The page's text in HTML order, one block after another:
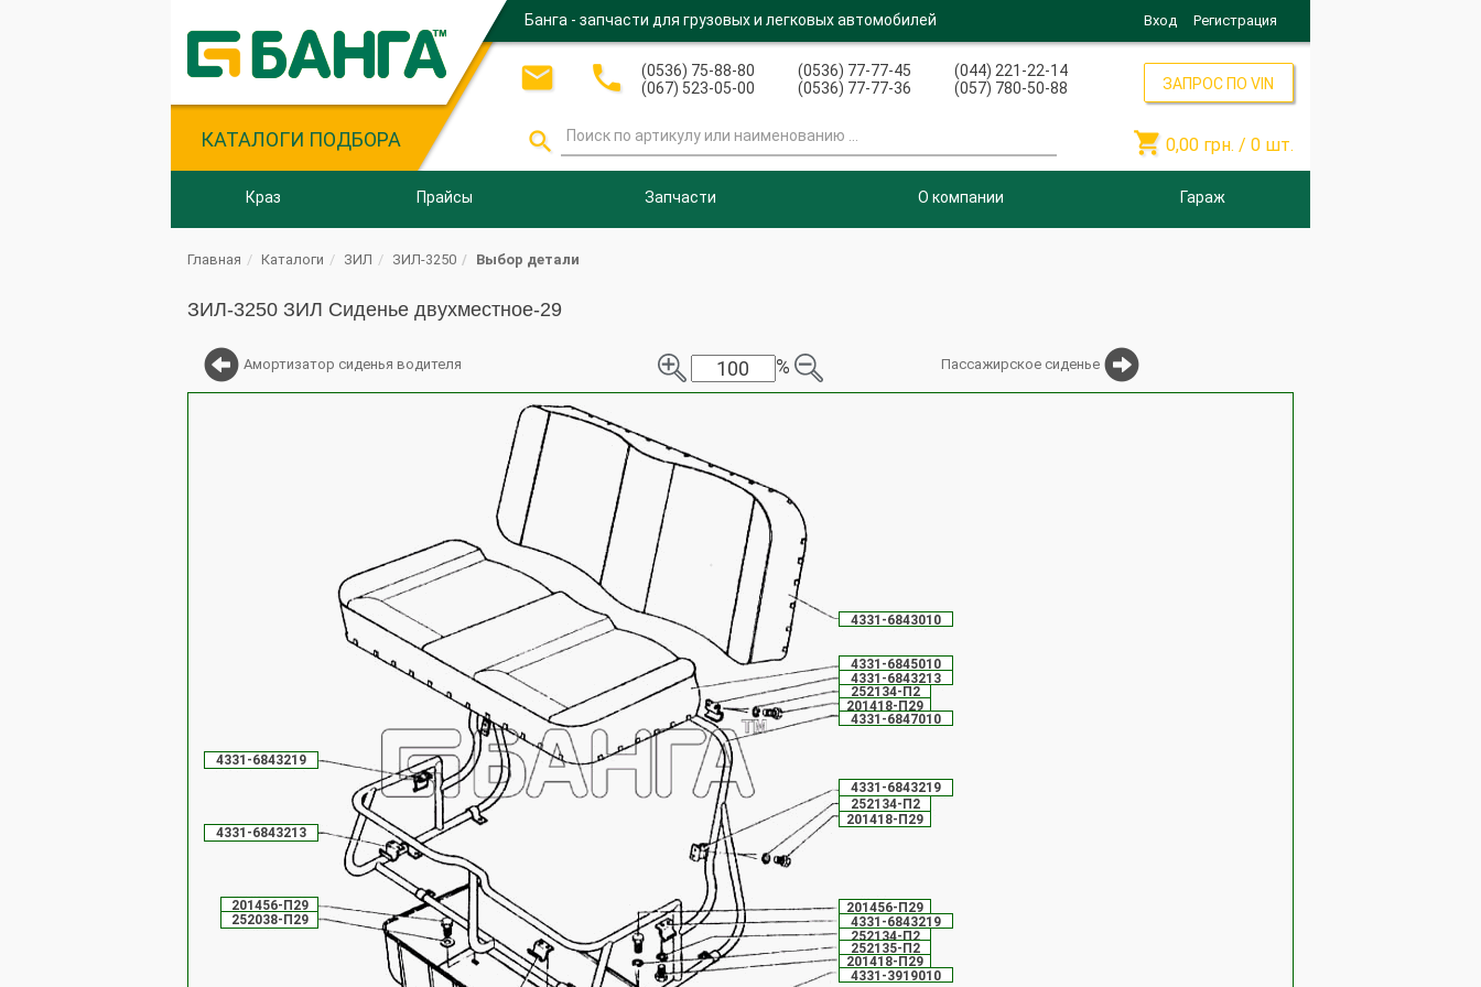
КАТАЛОГИ ПОДБОРА
Банга - запчасти для грузовых и легковых автомобилей Вход Регистрация
 
(0536) 75-88-80
(067) 523-05-00
(0536) 77-77-45
(0536) 77-77-36
(044) 221-22-14
(057) 780-50-88

ЗАПРОС ПО VIN
 0,00 грн. / 0 шт.
Краз Прайсы Запчасти О компании Гараж
Главная Каталоги ЗИЛ ЗИЛ-3250 Выбор детали
ЗИЛ-3250 ЗИЛ Сиденье двухместное-29
Амортизатор сиденья водителя % Пассажирское сиденье
201418-П29
201418-П29
201418-П29
201456-П29 201456-П29
252038-П29
252134-П2
252134-П2
252134-П2
252135-П2
4331-3919010
4331-6843010
4331-6843213
4331-6843213
4331-6843219
4331-6843219
4331-6843219
4331-6845010
4331-6847010